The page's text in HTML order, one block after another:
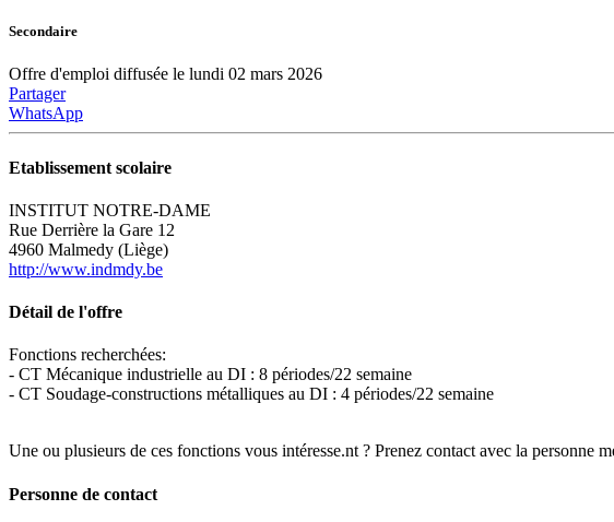
Secondaire
Offre d'emploi diffusée le lundi 02 mars 2026
Partager
WhatsApp
Etablissement scolaire
INSTITUT NOTRE-DAME
Rue Derrière la Gare 12
4960 Malmedy (Liège)
http://www.indmdy.be
Détail de l'offre
Fonctions recherchées:
- CT Mécanique industrielle au DI : 8 périodes/22 semaine
- CT Soudage-constructions métalliques au DI : 4 périodes/22 semaine
Une ou plusieurs de ces fonctions vous intéresse.nt ? Prenez contact avec la personne
Personne de contact